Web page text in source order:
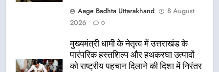
Aage Badhta Uttarakhand
8 August
2026
0
मुख्यमंत्री धामी के नेतृत्व में उत्तराखंड के
पारंपरिक हस्तशिल्प और हथकरघा उत्पादों
को राष्ट्रीय पहचान दिलाने की दिशा में निरंतर